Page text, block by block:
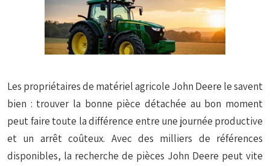
Les propriétaires de matériel agricole John Deere le savent
bien : trouver la bonne pièce détachée au bon moment
peut faire toute la différence entre une journée productive
et un arrêt coûteux. Avec des milliers de références
disponibles, la recherche de pièces John Deere peut vite